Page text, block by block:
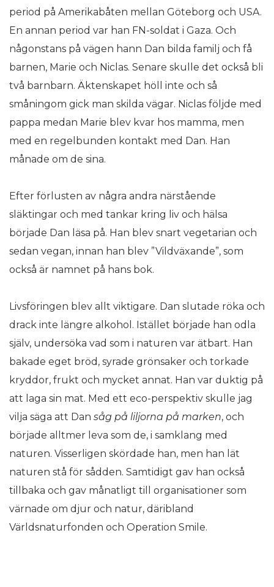
period på Amerikabåten mellan Göteborg och USA.
En annan period var han FN-soldat i Gaza. Och
någonstans på vägen hann Dan bilda familj och få
barnen, Marie och Niclas. Senare skulle det också bli
två barnbarn. Äktenskapet höll inte och så
småningom gick man skilda vägar. Niclas följde med
pappa medan Marie blev kvar hos mamma, men
med en regelbunden kontakt med Dan. Han
månade om de sina.
Efter förlusten av några andra närstående
släktingar och med tankar kring liv och hälsa
började Dan läsa på. Han blev snart vegetarian och
sedan vegan, innan han blev ”Vildväxande”, som
också är namnet på hans bok.
Livsföringen blev allt viktigare. Dan slutade röka och
drack inte längre alkohol. Istället började han odla
själv, undersöka vad som i naturen var ätbart. Han
bakade eget bröd, syrade grönsaker och torkade
kryddor, frukt och mycket annat. Han var duktig på
att laga sin mat. Med ett eco-perspektiv skulle jag
vilja säga att Dan såg på liljorna på marken, och
började alltmer leva som de, i samklang med
naturen. Visserligen skördade han, men han lät
naturen stå för sådden. Samtidigt gav han också
tillbaka och gav månatligt till organisationer som
värnade om djur och natur, däribland
Världsnaturfonden och Operation Smile.